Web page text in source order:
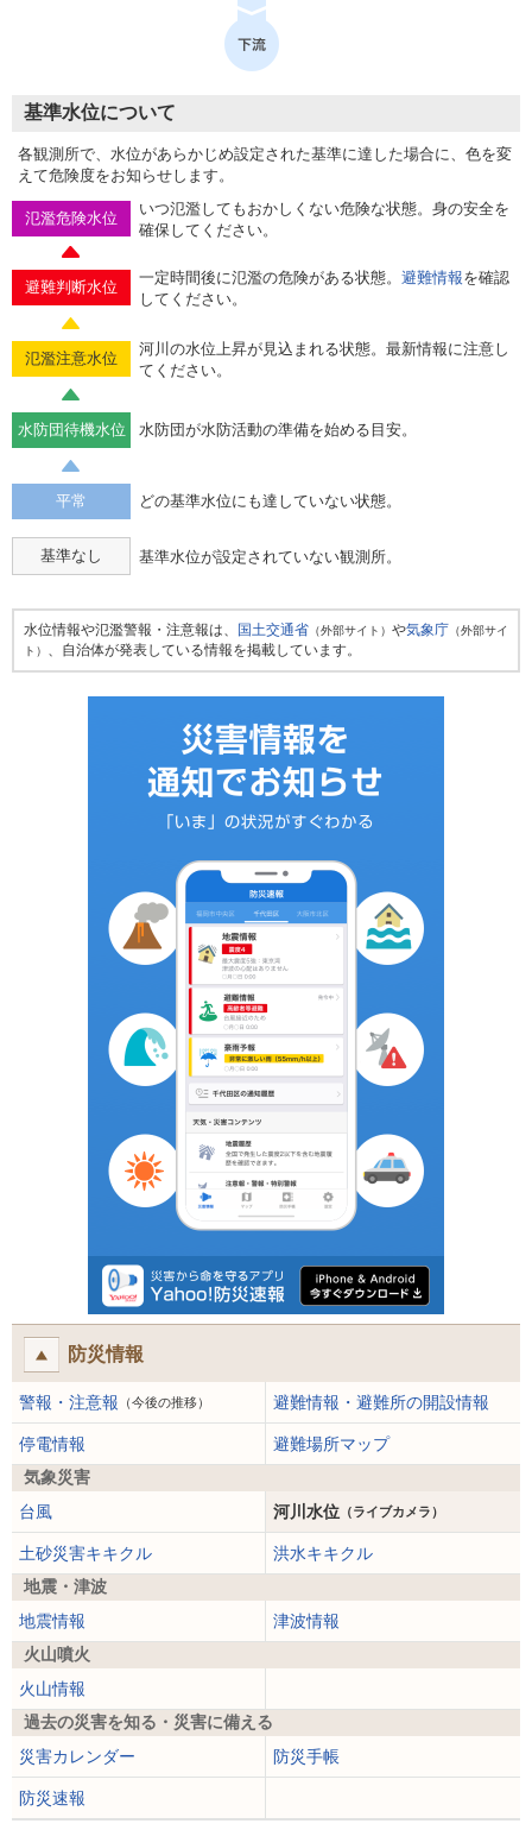
基準水位について
各観測所で、水位があらかじめ設定された基準に達した場合に、色を変
えて危険度をお知らせします。
氾濫危険水位
いつ氾濫してもおかしくない危険な状態。身の安全を
確保してください。
避難判断水位
一定時間後に氾濫の危険がある状態。 避難情報を確認
してください。
氾濫注意水位
河川の水位上昇が見込まれる状態。最新情報に注意し
てください。
水防団待機水位 水防団が水防活動の準備を始める目安。
平常 どの基準水位にも達していない状態。
基準なし 基準水位が設定されていない観測所。
水位情報や氾濫警報・注意報は、 国土交通省 （外部サイト） や気象庁 （外部サイ
ト） 、自治体が発表している情報を掲載しています。
防災情報
警報・注意報 （今後の推移） 避難情報・避難所の開設情報
停電情報
避難場所マップ
気象災害
台風
河川水位 （ライブカメラ）
土砂災害キキクル
洪水キキクル
地震・津波
地震情報
津波情報
火山噴火
火山情報
過去の災害を知る・災害に備える
災害カレンダー
防災手帳
防災速報